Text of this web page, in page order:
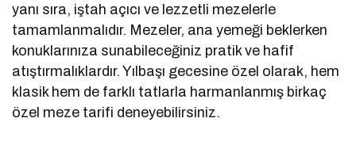
yanı sıra, iştah açıcı ve lezzetli mezelerle
tamamlanmalıdır. Mezeler, ana yemeği beklerken
konuklarınıza sunabileceğiniz pratik ve hafif
atıştırmalıklardır. Yılbaşı gecesine özel olarak, hem
klasik hem de farklı tatlarla harmanlanmış birkaç
özel meze tarifi deneyebilirsiniz.